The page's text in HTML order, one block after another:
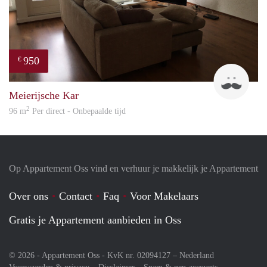
€ 950
Meierijsche Kar
96 m2 Per direct - Onbepaalde tijd
Op Appartement Oss vind en verhuur je makkelijk je Appartement
Over ons Contact Faq
Voor Makelaars
Gratis je Appartement aanbieden in Oss
© 2026 - Appartement Oss - KvK nr. 02094127 – Nederland